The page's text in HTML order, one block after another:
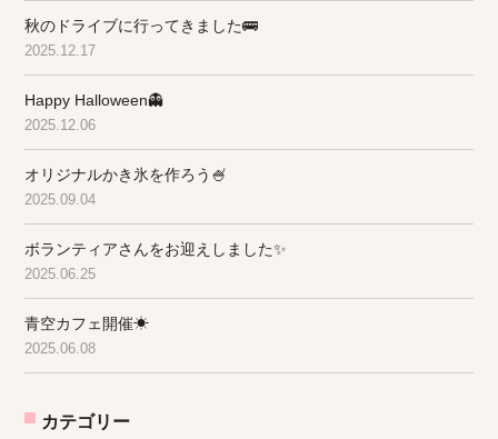
秋のドライブに行ってきました🚌
2025.12.17
Happy Halloween👻
2025.12.06
オリジナルかき氷を作ろう🍧
2025.09.04
ボランティアさんをお迎えしました✨
2025.06.25
青空カフェ開催☀
2025.06.08
カテゴリー